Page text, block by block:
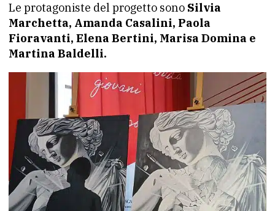
Le protagoniste del progetto sono Silvia
Marchetta, Amanda Casalini, Paola
Fioravanti, Elena Bertini, Marisa Domina e
Martina Baldelli.